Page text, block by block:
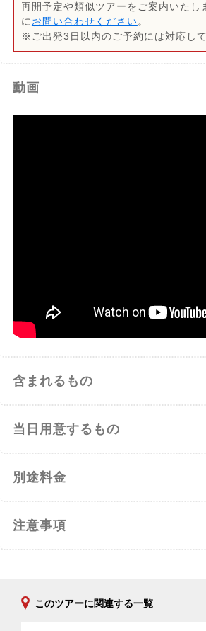
再開予定や類似ツアーをご案内いたし
にお問い合わせください。
※ご出発3日以内のご予約には対応して
動画
含まれるもの
当日用意するもの
別途料金
注意事項
このツアーに関連する一覧